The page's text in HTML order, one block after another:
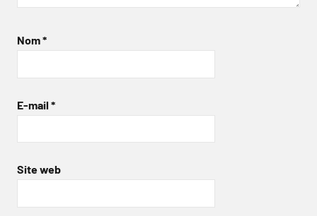
Nom*
E-mail *
Site web